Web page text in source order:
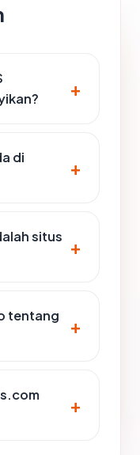
di
situs
tentang